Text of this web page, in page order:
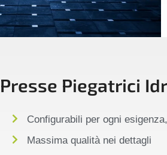
Presse Piegatrici
Configurabili per ogni
Massima qualità nei dettagli